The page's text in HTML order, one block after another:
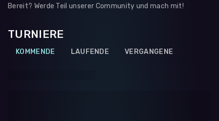
Bereit? Werde Teil unserer Community und mach mit!
TURNIERE
KOMMENDE LAUFENDE VERGANGENE